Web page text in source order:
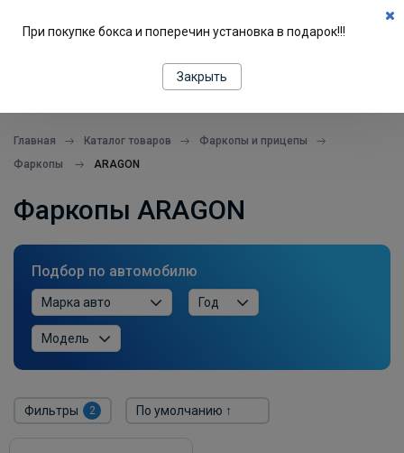
Главная Каталог товаров
Фаркопы и прицепы
Фаркопы
ARAGON
Фаркопы ARAGON
Подбор по автомобилю
Фильтры 2
При покупке бокса и поперечин установка в подарок!!!
Закрыть